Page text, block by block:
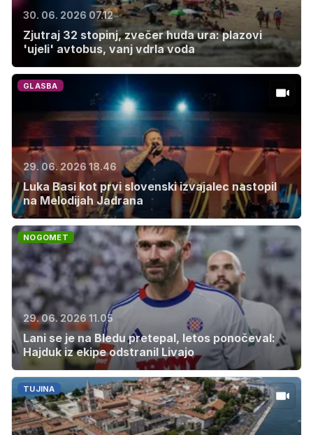
30. 06. 2026 07.12
Zjutraj 32 stopinj, zvečer huda ura: plazovi
'ujeli' avtobus, vanj vdrla voda
GLASBA
29. 06. 2026 18.46
Luka Basi kot prvi slovenski izvajalec nastopil
na Melodijah Jadrana
NOGOMET
29. 06. 2026 11.05
Lani se je na Bledu pretepal, letos ponočeval:
Hajduk iz ekipe odstranil Livajo
TUJINA